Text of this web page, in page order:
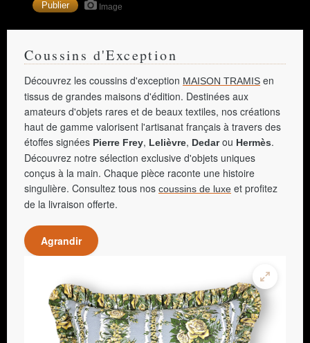
Image
Coussins d'Exception
Découvrez les coussins d'exception MAISON TRAMIS en
tissus de grandes maisons d'édition. Destinées aux
amateurs d'objets rares et de beaux textiles, nos créations
haut de gamme valorisent l'artisanat français à travers des
étoffes signées Pierre Frey, Lelièvre, Dedarou Hermès.
Découvrez notre sélection exclusive d'objets uniques
conçus à la main. Chaque pièce raconte une histoire
singulière. Consultez tous nos coussins de luxe et profitez
de la livraison offerte.
Agrandir